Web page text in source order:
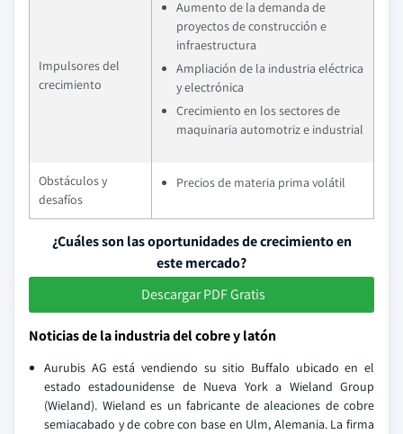
Impulsores del
crecimiento
Aumento de la demanda de
proyectos de construcción e
infraestructura
Ampliación de la industria eléctrica
y electrónica
Crecimiento en los sectores de
maquinaria automotriz e industrial
Obstáculos y
desafíos
Precios de materia prima volátil
¿Cuáles son las oportunidades de crecimiento en
este mercado?
Descargar PDF Gratis
Noticias de la industria del cobre y latón
Aurubis AG está vendiendo su sitio Buffalo ubicado en el
estado estadounidense de Nueva York a Wieland Group
(Wieland). Wieland es un fabricante de aleaciones de cobre
semiacabado y de cobre con base en Ulm, Alemania. La firma